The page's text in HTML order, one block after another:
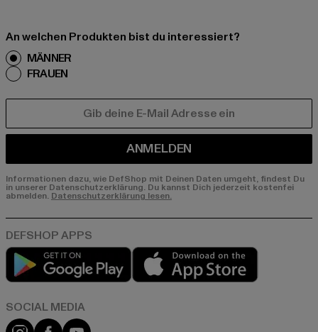
An welchen Produkten bist du interessiert?
MÄNNER
FRAUEN
ANMELDEN
Informationen dazu, wie DefShop mit Deinen Daten umgeht, findest Du
in unserer Datenschutzerklärung. Du kannst Dich jederzeit kostenfei
abmelden. Datenschutzerklärung lesen.
Play market
Instagram
FacebookYouTube